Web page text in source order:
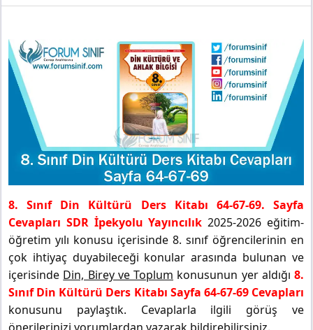
8. Sınıf Din Kültürü Ders Kitabı 64-67-69. Sayfa
Cevapları SDR İpekyolu Yayıncılık 2025-2026 eğitim-
öğretim yılı konusu içerisinde 8. sınıf öğrencilerinin en
çok ihtiyaç duyabileceği konular arasında bulunan ve
içerisinde Din, Birey ve Toplum konusunun yer aldığı 8.
Sınıf Din Kültürü Ders Kitabı Sayfa 64-67-69 Cevapları
konusunu paylaştık. Cevaplarla ilgili görüş ve